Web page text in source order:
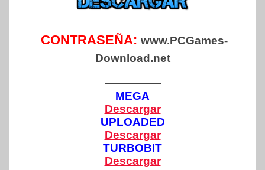
CONTRASEÑA: www.PCGames-
Download.net
—————
MEGA
Descargar
UPLOADED
Descargar
TURBOBIT
Descargar